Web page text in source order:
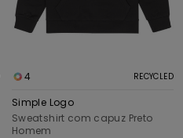
4 RECYCLED
Simple Logo
Sweatshirt com capuz Preto
Homem